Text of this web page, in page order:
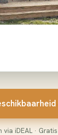
via iDEAL ·